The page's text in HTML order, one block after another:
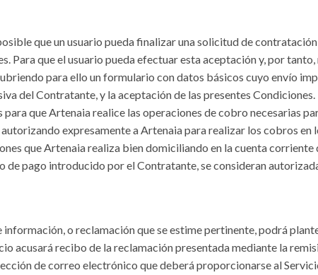
que un usuario pueda finalizar una solicitud de
Para que el usuario pueda efectuar esta aceptación y, por
para ello un formulario con datos básicos cuyo envío
del Contratante, y la aceptación de las presentes
para que Artenaia realice las operaciones de cobro necesarias
expresamente a Artenaia para realizar los cobros en
que Artenaia realiza bien domiciliando en la cuenta
de pago introducido por el Contratante, se consideran
o reclamación que se estime pertinente, podrá
acusará recibo de la reclamación presentada mediante la
de correo electrónico que deberá proporcionarse al